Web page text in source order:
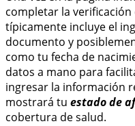
completar la
típicamente incluye el
documento y
como tu fecha de
datos a mano para
ingresar la información
mostrará tu estado de
cobertura de salud.